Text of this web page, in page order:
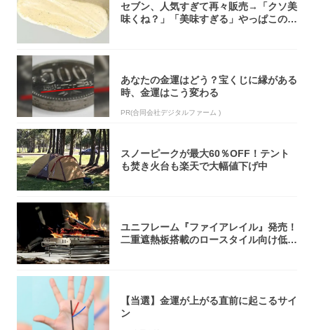
セブン、人気すぎて再々販売→「クソ美
味くね？」「美味すぎる」やっぱこのク
あなたの金運はどう？宝くじに縁がある
時、金運はこう変わる
PR(合同会社デジタルファーム )
スノーピークが最大60％OFF！テント
も焚き火台も楽天で大幅値下げ中
ユニフレーム『ファイアレイル』発売！
二重遮熱板搭載のロースタイル向け低型
【当選】金運が上がる直前に起こるサイ
ン